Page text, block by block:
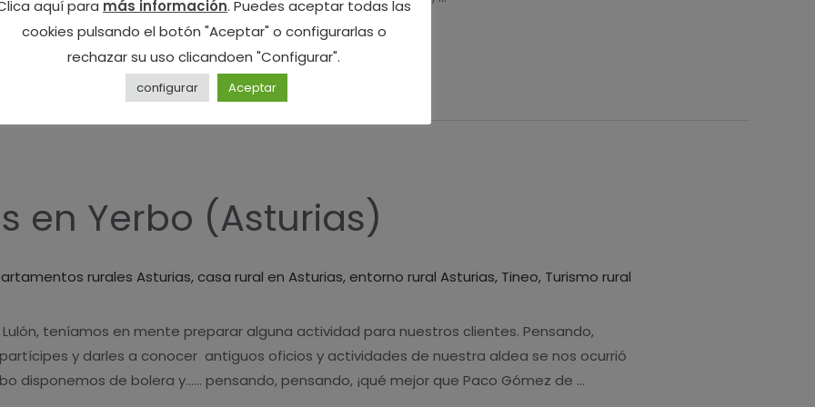
en Yerbo (Asturias)
rurales Asturias,casa rural en Asturias,entorno rural Asturias, Tineo, Turismo rural
teníamos en mente preparar alguna actividad para nuestros clientes. Pensando,
y darles a conocer antiguos oficios y actividades de nuestra aldea se nos ocurrió
disponemos de bolera y…… pensando, pensando, ¡qué mejor que Paco Gómez de …
aquí para más información. Puedes aceptar todas las
cookies pulsando el botón "Aceptar" o configurarlas o
rechazar su uso clicandoen "Configurar".
configurar Aceptar